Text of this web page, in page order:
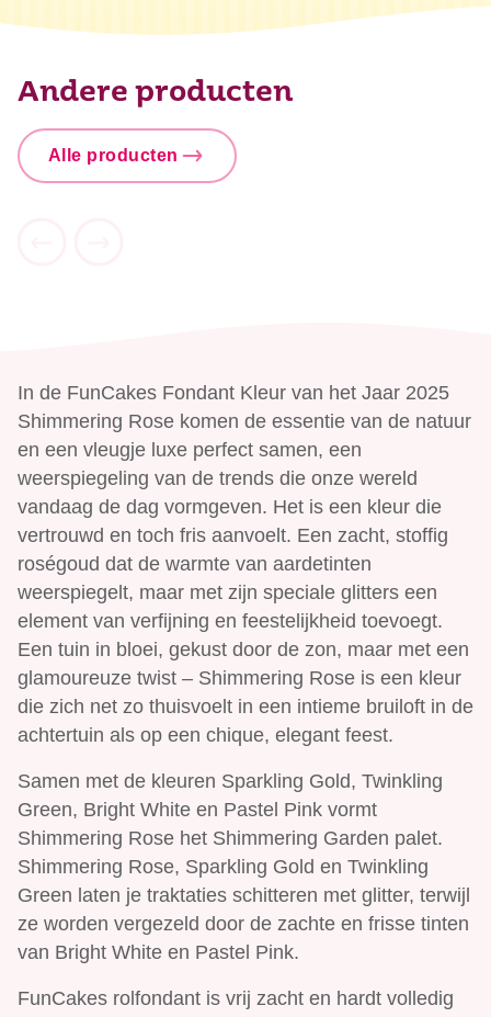
Koolhydraten
Eiwitten
0,1 g
Zout
Andere producten
Alle producten
In de FunCakes Fondant Kleur van het Jaar 2025
Shimmering Rose komen de essentie van de natuur
en een vleugje luxe perfect samen, een
weerspiegeling van de trends die onze wereld
vandaag de dag vormgeven. Het is een kleur die
vertrouwd en toch fris aanvoelt. Een zacht, stoffig
roségoud dat de warmte van aardetinten
weerspiegelt, maar met zijn speciale glitters een
element van verfijning en feestelijkheid toevoegt.
Een tuin in bloei, gekust door de zon, maar met een
glamoureuze twist – Shimmering Rose is een kleur
die zich net zo thuisvoelt in een intieme bruiloft in de
achtertuin als op een chique, elegant feest.
Samen met de kleuren Sparkling Gold, Twinkling
Green, Bright White en Pastel Pink vormt
Shimmering Rose het Shimmering Garden palet.
Shimmering Rose, Sparkling Gold en Twinkling
Green laten je traktaties schitteren met glitter, terwijl
ze worden vergezeld door de zachte en frisse tinten
van Bright White en Pastel Pink.
FunCakes rolfondant is vrij zacht en hardt volledig